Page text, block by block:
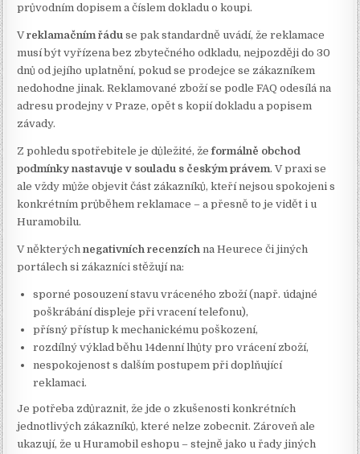
průvodním dopisem a číslem dokladu o koupi.
Vreklamačním řádu se pak standardně uvádí, že reklamace
musí být vyřízena bez zbytečného odkladu, nejpozději do 30
dnů od jejího uplatnění, pokud se prodejce se zákazníkem
nedohodne jinak. Reklamované zboží se podle FAQ odesílá na
adresu prodejny v Praze, opět s kopií dokladu a popisem
závady.
Z pohledu spotřebitele je důležité, žeformálně obchod
podmínky nastavuje v souladu s českým právem. V praxi se
ale vždy může objevit část zákazníků, kteří nejsou spokojeni s
konkrétním průběhem reklamace – a přesně to je vidět i u
Huramobilu.
V některýchnegativních recenzích na Heurece či jiných
portálech si zákazníci stěžují na:
sporné posouzení stavu vráceného zboží (např. údajné
poškrábání displeje při vracení telefonu),
přísný přístup k mechanickému poškození,
rozdílný výklad běhu 14denní lhůty pro vrácení zboží,
nespokojenost s dalším postupem při doplňující
reklamaci.
Je potřeba zdůraznit, že jde o zkušenosti konkrétních
jednotlivých zákazníků, které nelze zobecnit. Zároveň ale
ukazují, že u Huramobil eshopu – stejně jako u řady jiných